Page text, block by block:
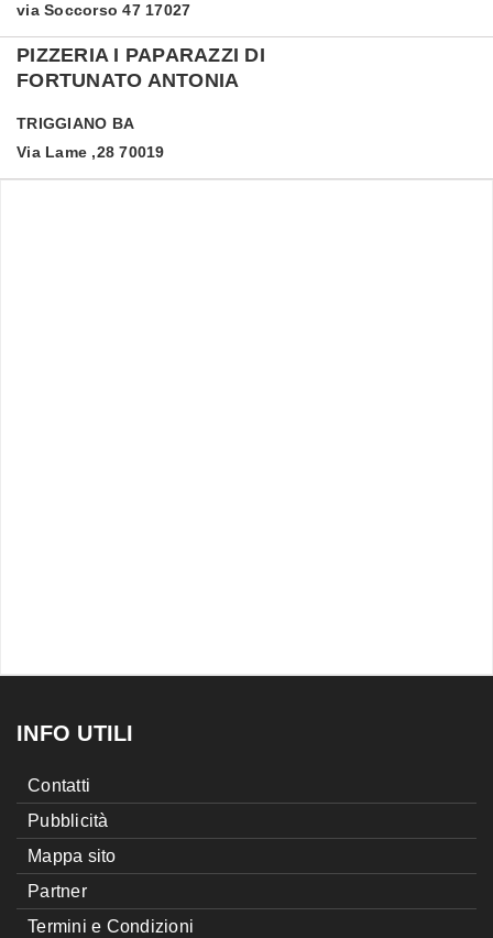
via Soccorso 47 17027
PIZZERIA I PAPARAZZI DI
FORTUNATO ANTONIA
TRIGGIANO BA
Via Lame ,28 70019
INFO UTILI
Contatti
Pubblicità
Mappa sito
Partner
Termini e Condizioni